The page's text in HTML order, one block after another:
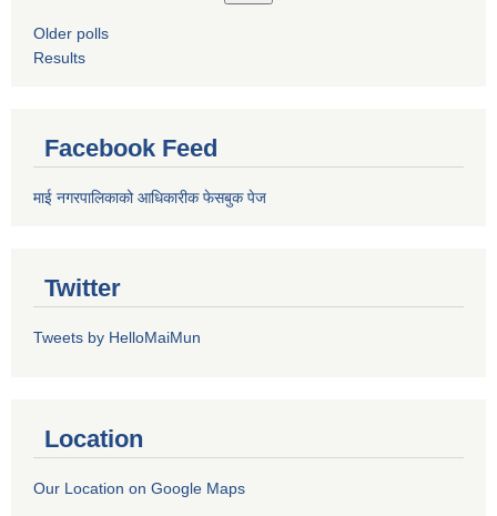
Older polls
Results
Facebook Feed
माई नगरपालिकाको आधिकारीक फेसबुक पेज
Twitter
Tweets by HelloMaiMun
Location
Our Location on Google Maps